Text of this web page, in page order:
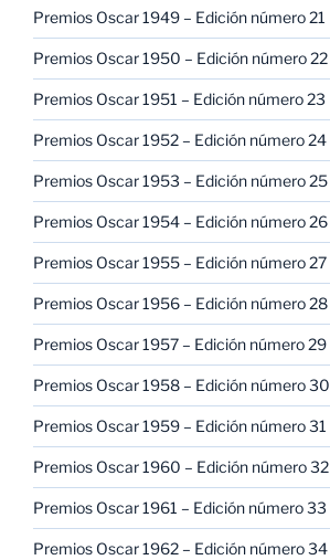
Premios Oscar 1949 – Edición número 21
Premios Oscar 1950 – Edición número 22
Premios Oscar 1951 – Edición número 23
Premios Oscar 1952 – Edición número 24
Premios Oscar 1953 – Edición número 25
Premios Oscar 1954 – Edición número 26
Premios Oscar 1955 – Edición número 27
Premios Oscar 1956 – Edición número 28
Premios Oscar 1957 – Edición número 29
Premios Oscar 1958 – Edición número 30
Premios Oscar 1959 – Edición número 31
Premios Oscar 1960 – Edición número 32
Premios Oscar 1961 – Edición número 33
Premios Oscar 1962 – Edición número 34